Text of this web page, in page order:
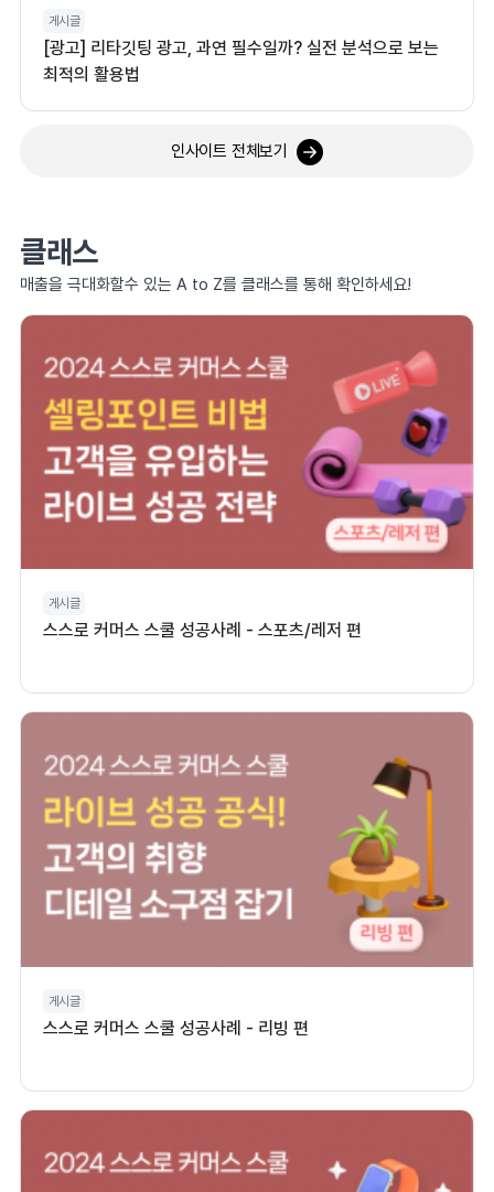
게시글
[광고] 리타깃팅 광고, 과연 필수일까? 실전 분석으로 보는
최적의 활용법
인사이트 전체보기
클래스
매출을 극대화할수 있는 A to Z를 클래스를 통해 확인하세요!
게시글
스스로 커머스 스쿨 성공사례 - 스포츠/레저 편
게시글
스스로 커머스 스쿨 성공사례 - 리빙 편